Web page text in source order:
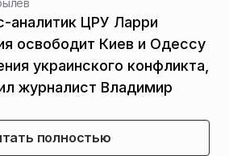
аналитик ЦРУ Ларри
освободит Киев и Одессу
украинского конфликта,
журналист Владимир
полностью